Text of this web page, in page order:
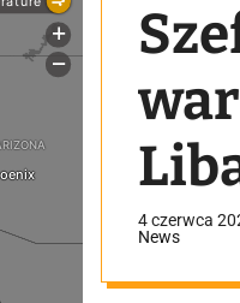
4 czerwca
News